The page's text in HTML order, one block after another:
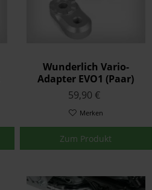
Wunderlich Vario-
Adapter EVO1 (Paar)
59,90 €
Merken
Zum Produkt